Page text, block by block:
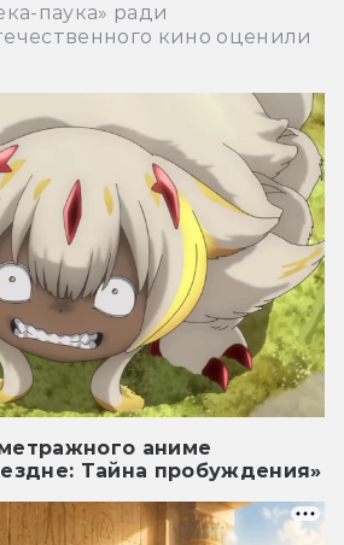
паука» ради
кино оценили
аниме
Тайна пробуждения»